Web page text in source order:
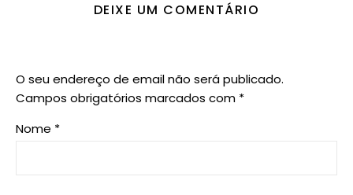
DEIXE UM COMENTÁRIO
O seu endereço de email não será publicado.
Campos obrigatórios marcados com *
Nome *